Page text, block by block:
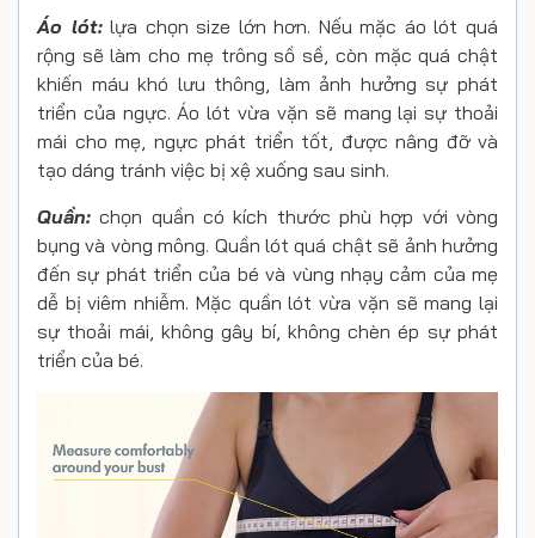
Áo lót:lựa chọn size lớn hơn. Nếu mặc áo lót quá
rộng sẽ làm cho mẹ trông sồ sề, còn mặc quá chật
khiến máu khó lưu thông, làm ảnh hưởng sự phát
triển của ngực. Áo lót vừa vặn sẽ mang lại sự thoải
mái cho mẹ, ngực phát triển tốt, được nâng đỡ và
tạo dáng tránh việc bị xệ xuống sau sinh.
Quần: chọn quần có kích thước phù hợp với vòng
bụng và vòng mông. Quần lót quá chật sẽ ảnh hưởng
đến sự phát triển của bé và vùng nhạy cảm của mẹ
dễ bị viêm nhiễm. Mặc quần lót vừa vặn sẽ mang lại
sự thoải mái, không gây bí, không chèn ép sự phát
triển của bé.